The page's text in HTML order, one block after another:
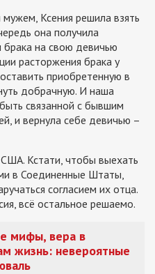
Ксения решила взять
она получила
брака на свою девичью
расторжения брака у
приобретенную в
добрачную. И наша
связанной с бывшим
и вернула себе девичью –
Кстати, чтобы выехать
в Соединенные Штаты,
согласием их отца.
всё остальное решаемо.
мифы, вера в
жизнь: невероятные